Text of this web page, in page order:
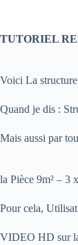
TUTORIEL
Voici La structure
Quand je dis :
Mais aussi par
la Pièce 9m² – 3
Pour cela,
VIDEO HD sur